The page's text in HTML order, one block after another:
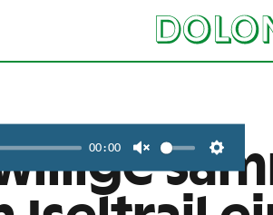
00:00
Unmute Settings